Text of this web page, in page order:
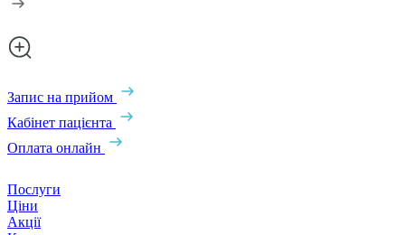
Запис на прийом
Кабінет пацієнта
Оплата онлайн
Послуги
Ціни
Акції